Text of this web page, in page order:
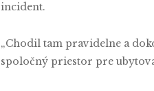
incident.
„Chodil tam pravidelne a
spoločný priestor pre